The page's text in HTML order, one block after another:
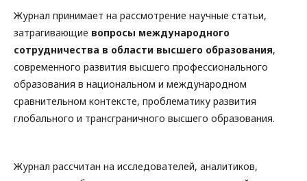
Журнал принимает на рассмотрение научные статьи,
затрагивающие вопросы международного
сотрудничества в области высшего образования,
современного развития высшего профессионального
образования в национальном и международном
сравнительном контексте, проблематику развития
глобального и трансграничного высшего образования.
Журнал рассчитан на исследователей, аналитиков,